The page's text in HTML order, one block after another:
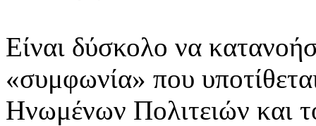
Είναι δύσκολο να
«συμφωνία» που
Ηνωμένων Πολιτειών και